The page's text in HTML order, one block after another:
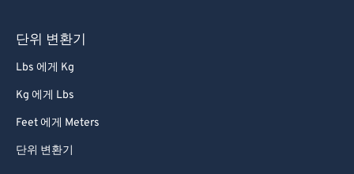
단위 변환기
Lbs 에게 Kg
Kg 에게 Lbs
Feet 에게 Meters
단위 변환기